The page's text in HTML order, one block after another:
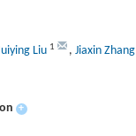
Liu 1 , Jiaxin Zhang
+